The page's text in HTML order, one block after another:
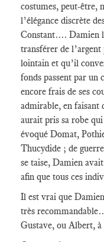
costumes, peut-être,
l’élégance discrète
Constant…. Damien
transférer de
lointain et qu’il
fonds passent par un
encore frais de ses
admirable, en faisant
aurait pris sa robe
évoqué Domat,
Thucydide ; de
se taise, Damien
afin que tous ces
Il est vrai que
très
Gustave, ou Albert,